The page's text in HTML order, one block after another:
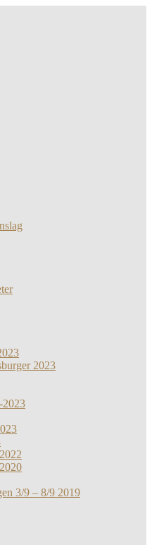
2023
2023
3/9 – 8/9 2019